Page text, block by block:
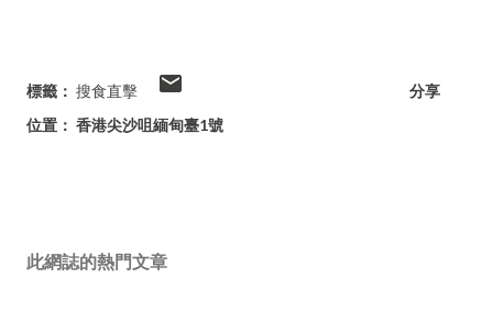
標籤： 搜食直擊
位置： 香港尖沙咀緬甸臺1號
分享
此網誌的熱門文章